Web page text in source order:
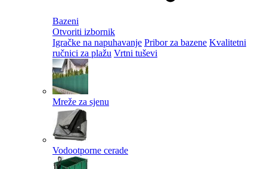
Bazeni
Otvoriti izbornik
Igračke na napuhavanje Pribor za bazene Kvalitetni
ručnici za plažu Vrtni tuševi
Mreže za sjenu
Vodootporne cerade